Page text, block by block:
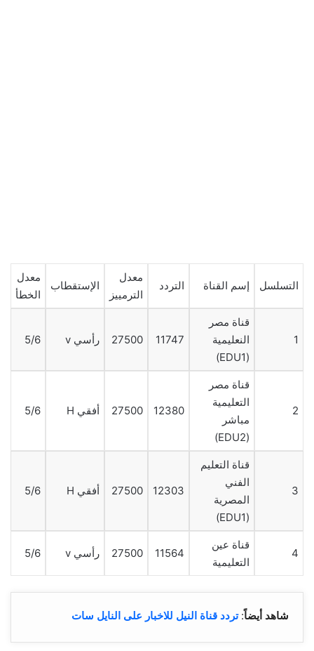
التسلسل إسم القناة التردد
معدل
الترمييز
الإستقطاب
معدل
الخطأ
1
قناة مصر
النعليمية
(EDU1)
11747
27500 رأسي v 5/6
2
قناة مصر
التعليمية
مباشر
(EDU2)
12380
27500 أفقي H 5/6
3
قناة التعليم
الفني
المصرية
(EDU1)
12303
27500 أفقي H 5/6
4
قناة عين
التعليمية
11564
27500 رأسي v 5/6
شاهد أيضاً: تردد قناة النيل للاخبار على النايل سات